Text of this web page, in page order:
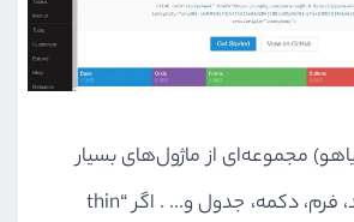
مجموعه‌ای از ماژول‌های بسیار
سبک است: گرید، فرم، دکمه، جدول و... . اگر “thin